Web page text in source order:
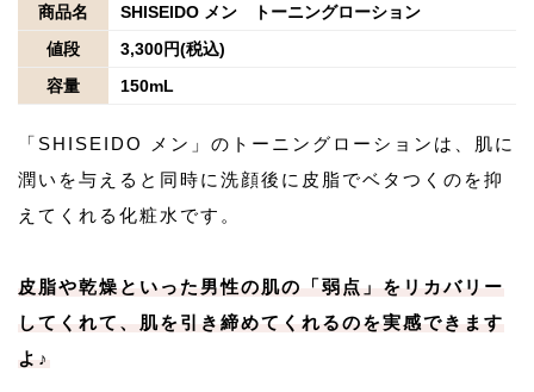
商品名
SHISEIDO メン トーニングローション
値段
3,300円(税込)
容量
150mL
「SHISEIDO メン」のトーニングローションは、肌に
潤いを与えると同時に洗顔後に皮脂でベタつくのを抑
えてくれる化粧水です。
皮脂や乾燥といった男性の肌の「弱点」をリカバリー
してくれて、肌を引き締めてくれるのを実感できます
よ♪